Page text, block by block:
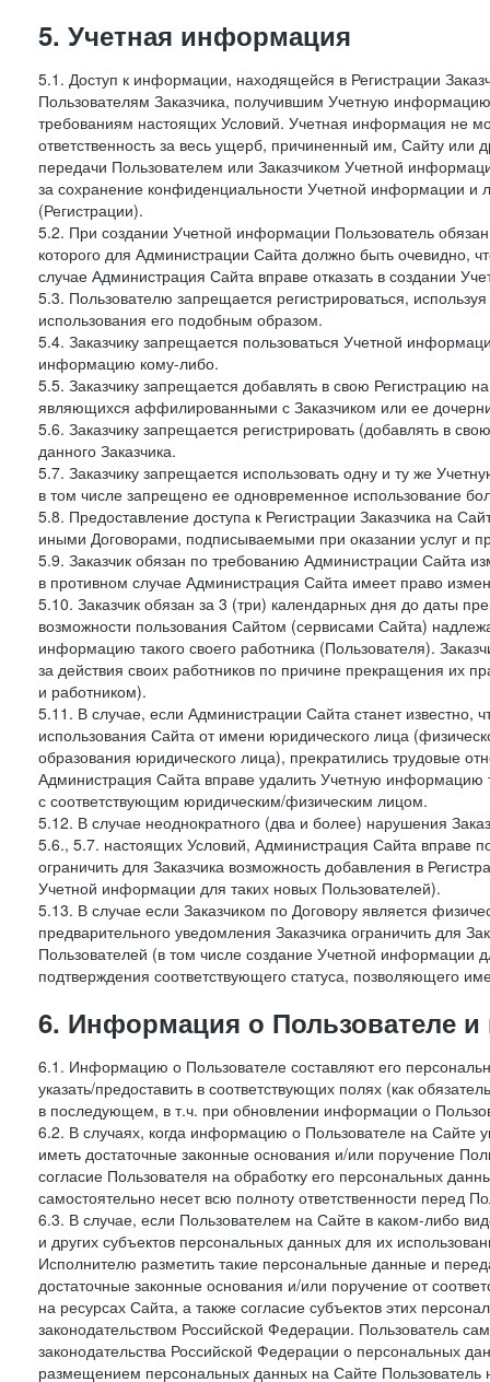
5. Учетная информация
5.1. Доступ к информации, находящейся в Регистрации
Пользователям Заказчика, получившим Учетную
требованиям настоящих Условий. Учетная информация не
ответственность за весь ущерб, причиненный им, Сайту
передачи Пользователем или Заказчиком Учетной
за сохранение конфиденциальности Учетной информации
(Регистрации).
5.2. При создании Учетной информации Пользователь
которого для Администрации Сайта должно быть очевидно,
случае Администрация Сайта вправе отказать в создании
5.3. Пользователю запрещается регистрироваться,
использования его подобным образом.
5.4. Заказчику запрещается пользоваться Учетной
информацию кому-либо.
5.5. Заказчику запрещается добавлять в свою Регистрацию
являющихся аффилированными с Заказчиком или ее
5.6. Заказчику запрещается регистрировать (добавлять в
данного Заказчика.
5.7. Заказчику запрещается использовать одну и ту же
в том числе запрещено ее одновременное использование
5.8. Предоставление доступа к Регистрации Заказчика на
иными Договорами, подписываемыми при оказании услуг и
5.9. Заказчик обязан по требованию Администрации Сайта
в противном случае Администрация Сайта имеет право
5.10. Заказчик обязан за 3 (три) календарных дня до даты
возможности пользования Сайтом (сервисами Сайта)
информацию такого своего работника (Пользователя).
за действия своих работников по причине прекращения их
и работником).
5.11. В случае, если Администрации Сайта станет
использования Сайта от имени юридического лица
образования юридического лица), прекратились трудовые
Администрация Сайта вправе удалить Учетную информацию
с соответствующим юридическим/физическим лицом.
5.12. В случае неоднократного (два и более) нарушения
5.6., 5.7. настоящих Условий, Администрация Сайта вправе
ограничить для Заказчика возможность добавления в
Учетной информации для таких новых Пользователей).
5.13. В случае если Заказчиком по Договору является
предварительного уведомления Заказчика ограничить для
Пользователей (в том числе создание Учетной информации
подтверждения соответствующего статуса, позволяющего
6. Информация о Пользователе
6.1. Информацию о Пользователе составляют его
указать/предоставить в соответствующих полях (как
в последующем, в т.ч. при обновлении информации о
6.2. В случаях, когда информацию о Пользователе на Сайте
иметь достаточные законные основания и/или поручение
согласие Пользователя на обработку его персональных
самостоятельно несет всю полноту ответственности перед
6.3. В случае, если Пользователем на Сайте в каком-либо
и других субъектов персональных данных для их
Исполнителю разметить такие персональные данные и
достаточные законные основания и/или поручение от
на ресурсах Сайта, а также согласие субъектов этих
законодательством Российской Федерации. Пользователь
законодательства Российской Федерации о персональных
размещением персональных данных на Сайте Пользователь